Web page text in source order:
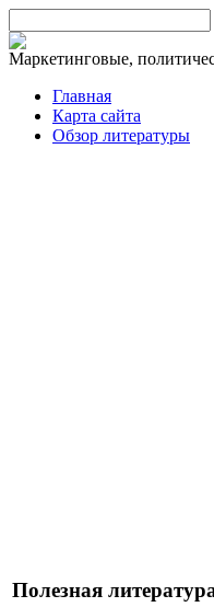
Маркетинговые,
Главная
Карта сайта
Обзор литературы
Полезная